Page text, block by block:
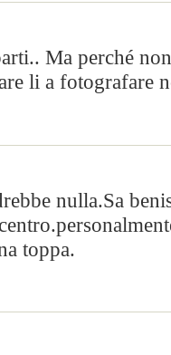
Ma perché
li a fotografare
nulla.Sa
toppa.